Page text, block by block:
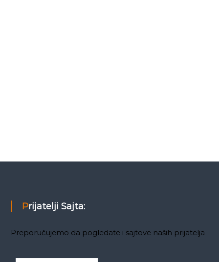
Prijatelji Sajta:
Preporučujemo da pogledate i sajtove naših prijatelja